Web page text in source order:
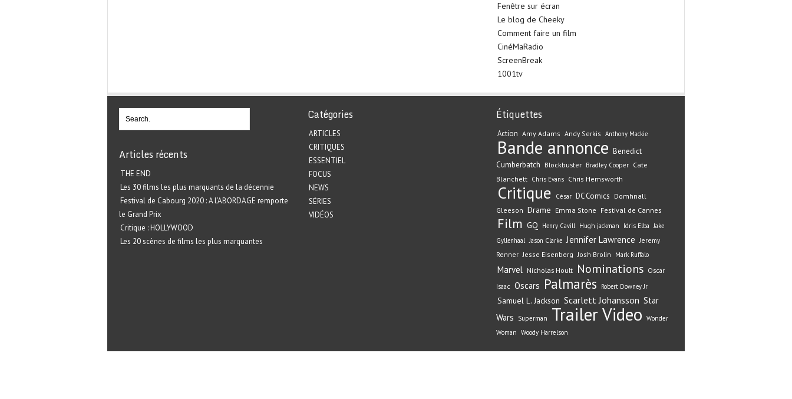
Fenêtre sur écran
Le blog de Cheeky
Comment faire un film
CinéMaRadio
ScreenBreak
1001tv
Articles récents
THE END
Les 30 films les plus marquants de la décennie
Festival de Cabourg 2020 : A L’ABORDAGE remporte
le Grand Prix
Critique : HOLLYWOOD
Les 20 scènes de films les plus marquantes
Catégories
ARTICLES
CRITIQUES
ESSENTIEL
FOCUS
NEWS
SÉRIES
VIDÉOS
Étiquettes
Action Amy Adams Andy Serkis Anthony Mackie
Bande annonce Benedict
Cumberbatch Blockbuster Bradley Cooper Cate
Blanchett Chris Evans Chris Hemsworth
Critique César DC Comics Domhnall
Gleeson Drame Emma Stone Festival de Cannes
Film GQ Henry Cavill Hugh jackman Idris Elba Jake
Gyllenhaal Jason Clarke Jennifer Lawrence Jeremy
Renner Jesse Eisenberg Josh Brolin Mark Ruffalo
Marvel Nicholas Hoult Nominations Oscar
Isaac Oscars Palmarès Robert Downey Jr
Samuel L. Jackson Scarlett Johansson Star
Wars
Superman TrailerVideo Wonder
Woman Woody Harrelson